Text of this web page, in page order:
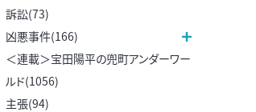
訴訟(73)
凶悪事件(166)
＜連載＞宝田陽平の兜町アンダーワー
ルド(1056)
主張(94)